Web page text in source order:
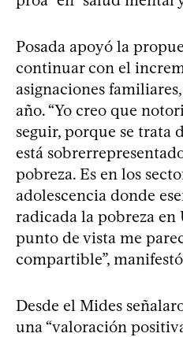
Posada apoyó la
continuar con el
asignaciones
año. “Yo creo que
seguir, porque se trata
está
pobreza. Es en los
adolescencia donde
radicada la pobreza en
punto de vista me
compartible”,
Desde el Mides
una “valoración